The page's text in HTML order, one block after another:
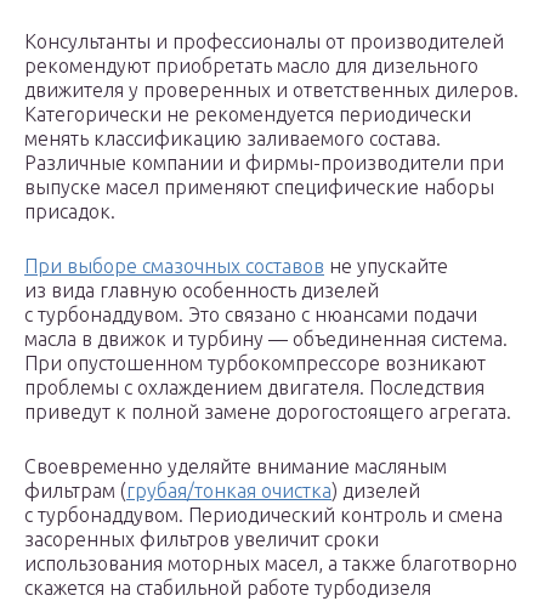
Консультанты и профессионалы от производителей
рекомендуют приобретать масло для дизельного
движителя у проверенных и ответственных дилеров.
Категорически не рекомендуется периодически
менять классификацию заливаемого состава.
Различные компании и фирмы-производители при
выпуске масел применяют специфические наборы
присадок.
При выборе смазочных составов не упускайте
из вида главную особенность дизелей
с турбонаддувом. Это связано с нюансами подачи
масла в движок и турбину — объединенная система.
При опустошенном турбокомпрессоре возникают
проблемы с охлаждением двигателя. Последствия
приведут к полной замене дорогостоящего агрегата.
Своевременно уделяйте внимание масляным
фильтрам (грубая/тонкая очистка) дизелей
с турбонаддувом. Периодический контроль и смена
засоренных фильтров увеличит сроки
использования моторных масел, а также благотворно
скажется на стабильной работе турбодизеля